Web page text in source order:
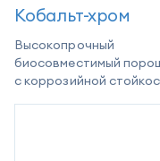
Кобальт-хром
Высокопрочный
биосовместимый
с коррозийной